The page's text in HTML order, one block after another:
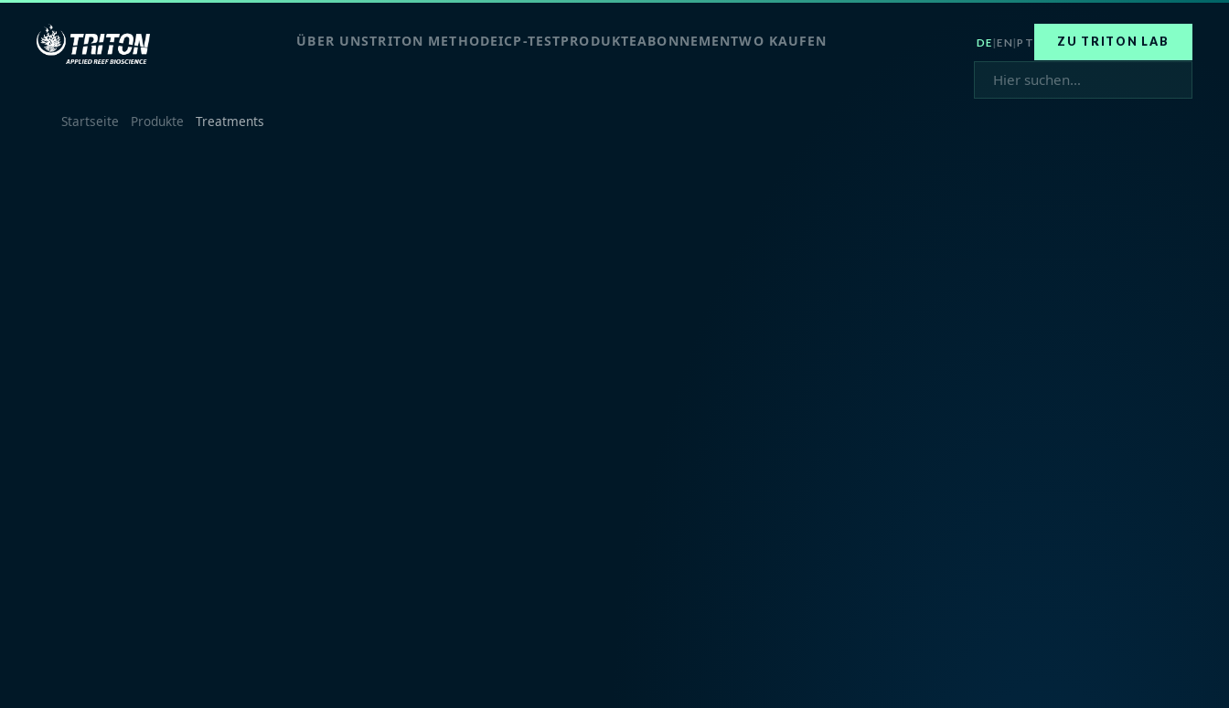
ÜBER UNSTRITON METHODEICP-TESTPRODUKTEABONNEMENTWO KAUFEN DE |EN |PT ZU TRITON LAB
Startseite Produkte Treatments